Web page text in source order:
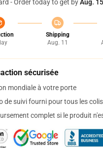
- Order today to get byAug.
Shipping
Aug. 11
sécurisée
mondiale à votre porte
de suivi fourni pour tous les colis
complet si le produit